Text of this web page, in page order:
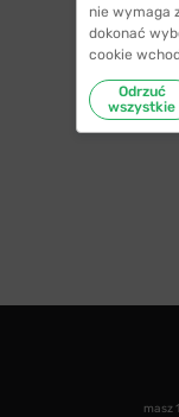
masz
nie wymaga
dokonać
cookie
Odrzuć
wszystkie